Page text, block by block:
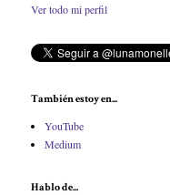
Ver todo mi perfil
También estoy en...
YouTube
Medium
Hablo de...